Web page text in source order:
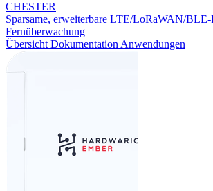
CHESTER
Sparsame, erweiterbare LTE/LoRaWAN/
Fernüberwachung
Übersicht Dokumentation Anwendungen